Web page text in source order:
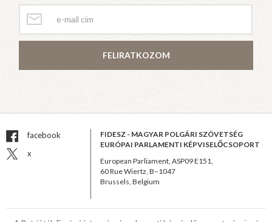
FELIRATKOZOM
facebook
x
FIDESZ - MAGYAR POLGÁRI SZÖVETSÉG
EURÓPAI PARLAMENTI KÉPVISELŐCSOPORT
European Parliament, ASP09 E151,
60 Rue Wiertz, B–1047
Brussels, Belgium